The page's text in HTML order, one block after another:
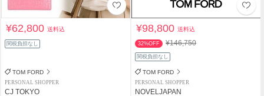
¥62,800送料込
関税負担なし
TOM FORD
PERSONAL SHOPPER
CJ TOKYO
¥98,800送料込
32%OFF ¥146,750
関税負担なし
TOM FORD
PERSONAL SHOPPER
NOVELJAPAN